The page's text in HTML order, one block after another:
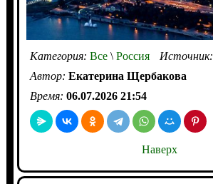
Категория: Все\Россия Источник:
Автор: Екатерина Щербакова
Время: 06.07.2026 21:54
Наверх